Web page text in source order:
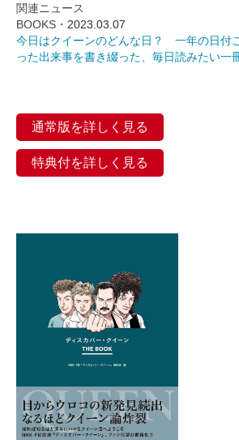
関連ニュース
BOOKS・ 2023.03.07
今日はクイーンのどんな日？ 一年の日付
った出来事を書き綴った、毎日読みたい一
通常版を詳しく見る
特典付を詳しく見る